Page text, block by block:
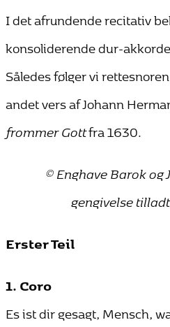
I det afrundende recitativ
konsoliderende dur-
Således følger vi
andet vers af Johann
frommer Gottfra 1630.
© Enghave Barok og
gengivelse
Erster Teil
1. Coro
Es ist dir gesagt, Mensch,